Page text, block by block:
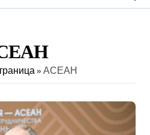
» АСЕАН